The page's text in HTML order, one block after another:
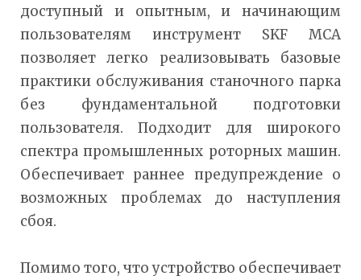
доступный и опытным, и начинающим
пользователям инструмент SKF MCA
позволяет легко реализовывать базовые
практики обслуживания станочного парка
без фундаментальной подготовки
пользователя. Подходит для широкого
спектра промышленных роторных машин.
Обеспечивает раннее предупреждение о
возможных проблемах до наступления
сбоя.
Помимо того, что устройство обеспечивает